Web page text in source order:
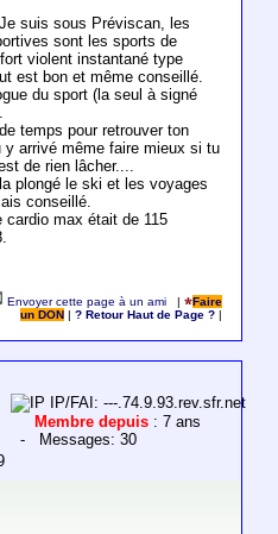
suis sous Préviscan, les
sont les sports de
violent instantané type
est bon et même conseillé.
du sport (la seul à signé
temps pour retrouver ton
arrivé même faire mieux si tu
de rien lâcher....
plongé le ski et les voyages
conseillé.
cardio max était de 115
Envoyer cette page à un ami |
Faire
un DON
|? Retour Haut de Page ?
IP/FAI: ---.74.9.93.rev.sfr.net
Membre depuis : 7 ans
- Messages: 30